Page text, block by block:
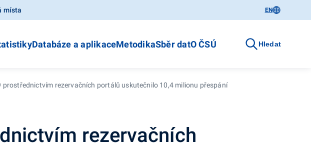
místa EN
Databáze a aplikaceMetodikaSběr datO ČSÚ Hledat
prostřednictvím rezervačních portálů uskutečnilo 10,4 milionu přespání
rezervačních